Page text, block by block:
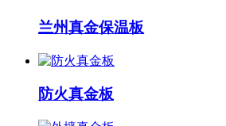
兰州真金保温板
防火真金板